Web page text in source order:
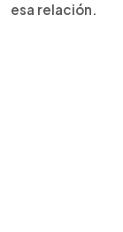
esa relación.